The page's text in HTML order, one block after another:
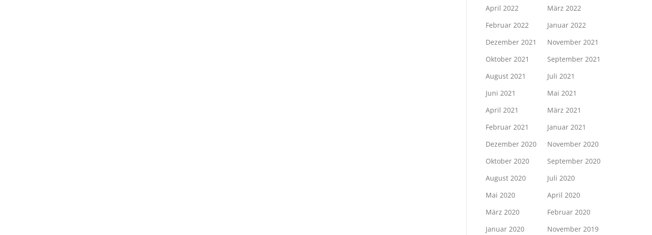
April 2022
März 2022
Februar 2022
Januar 2022
Dezember 2021
November 2021
Oktober 2021
September 2021
August 2021
Juli 2021
Juni 2021
Mai 2021
April 2021
März 2021
Februar 2021
Januar 2021
Dezember 2020
November 2020
Oktober 2020
September 2020
August 2020
Juli 2020
Mai 2020
April 2020
März 2020
Februar 2020
Januar 2020
November 2019